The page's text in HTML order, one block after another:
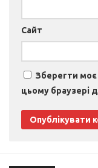
Сайт
Зберегти моє
цьому браузері